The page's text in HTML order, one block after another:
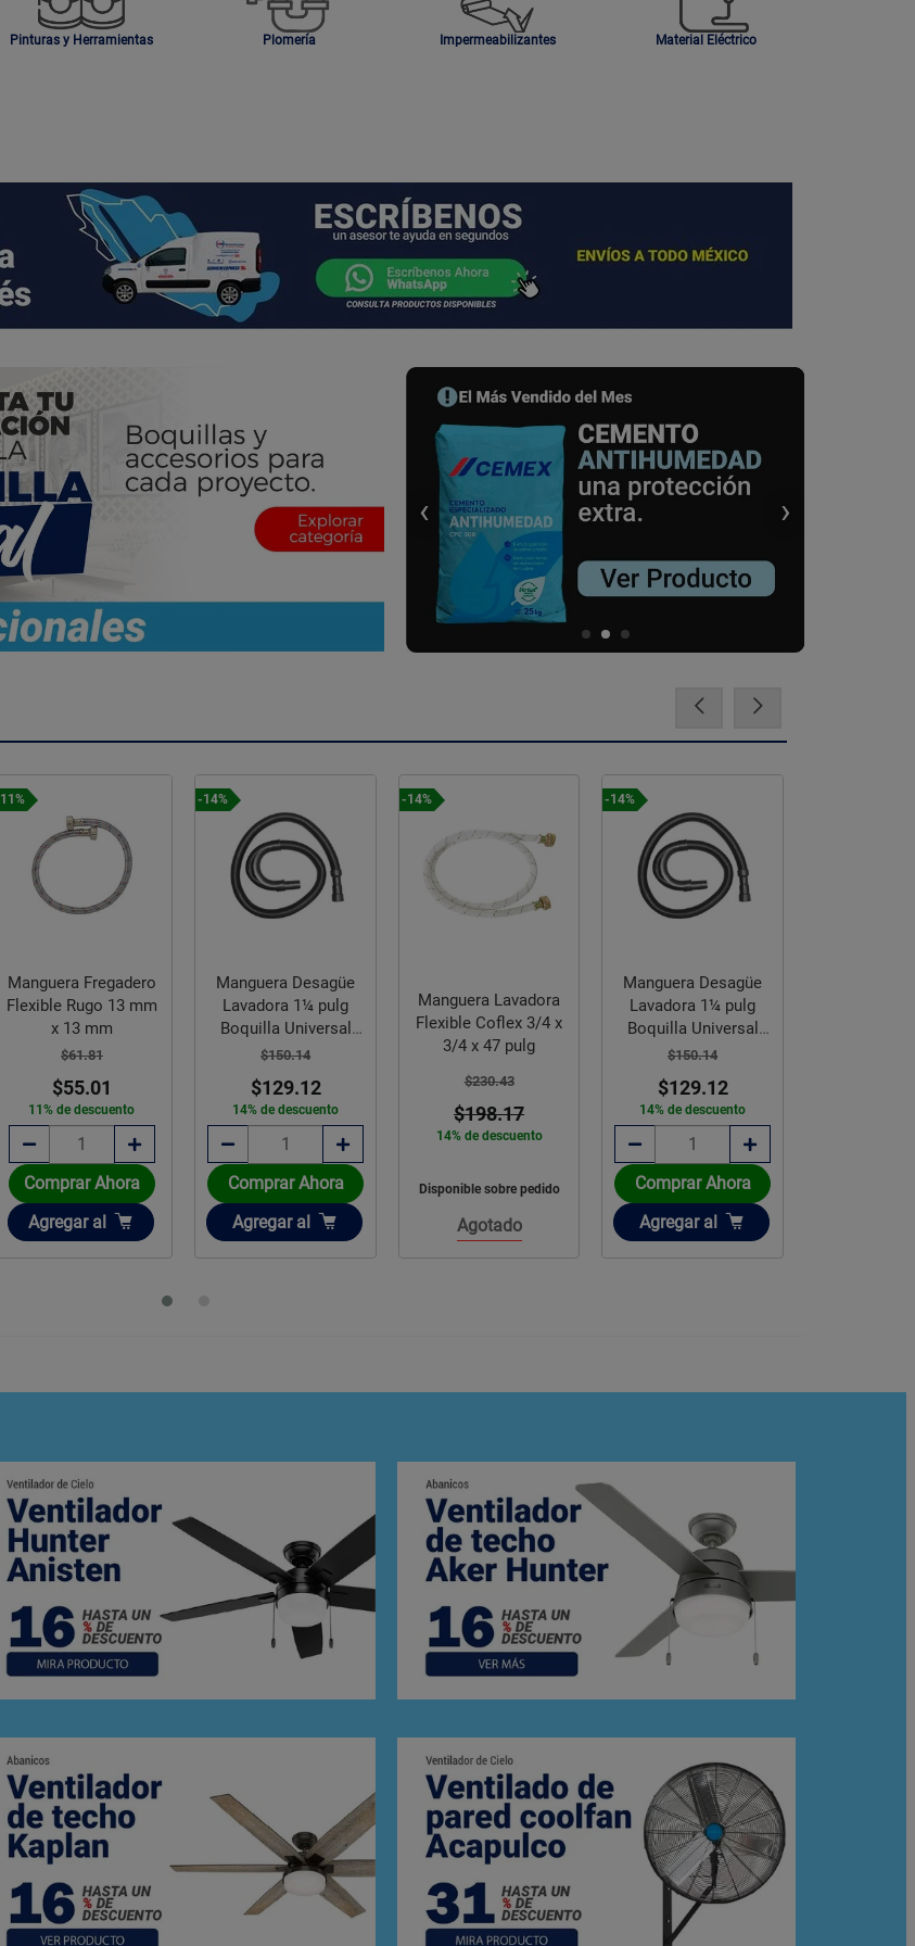
Pinturas y Herramientas Plomería Impermeabilizantes Material Eléctrico
‹ ›
Manguera Fregadero
Flexible Rugo 13 mm
x 13 mm
$61.81
$55.01
11% de descuento
Comprar Ahora
Añadir
Agregar al
-14%
Manguera Desagüe
Lavadora 1¼ pulg
Boquilla Universal
Coflex
$150.14
$129.12
14% de descuento
Comprar Ahora
Añadir
Agregar al
-14%
Manguera Lavadora
Flexible Coflex 3/4 x
3/4 x 47 pulg
$230.43
$198.17
14% de descuento
Disponible sobre pedido
Agotado
-14%
Manguera Desagüe
Lavadora 1¼ pulg
Boquilla Universal
Coflex
$150.14
$129.12
14% de descuento
Comprar Ahora
Añadir
Agregar al